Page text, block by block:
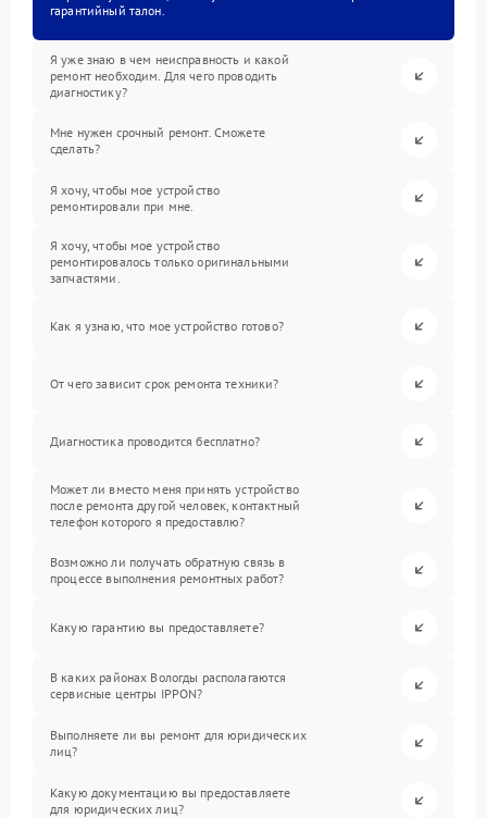
гарантийный талон.
Я уже знаю в чем неисправность и какой
ремонт необходим. Для чего проводить
диагностику?
Мне нужен срочный ремонт. Сможете
сделать?
Я хочу, чтобы мое устройство
ремонтировали при мне.
Я хочу, чтобы мое устройство
ремонтировалось только оригинальными
запчастями.
Как я узнаю, что мое устройство готово?
От чего зависит срок ремонта техники?
Диагностика проводится бесплатно?
Может ли вместо меня принять устройство
после ремонта другой человек, контактный
телефон которого я предоставлю?
Возможно ли получать обратную связь в
процессе выполнения ремонтных работ?
Какую гарантию вы предоставляете?
В каких районах Вологды располагаются
сервисные центры IPPON?
Выполняете ли вы ремонт для юридических
лиц?
Какую документацию вы предоставляете
для юридических лиц?